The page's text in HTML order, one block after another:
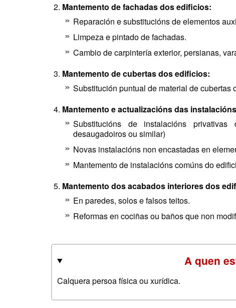
Mantemento de fachadas dos edificios:
Reparación e substitucións de elementos
Limpeza e pintado de fachadas.
Cambio de carpintería exterior, persianas,
Mantemento de cubertas dos edificios:
Substitución puntual de material de cubertas
Mantemento e actualizacións das
Substitucións de instalacións
desaugadoiros ou similar)
Novas instalacións non encastadas en
Mantemento de instalacións comúns do
Mantemento dos acabados interiores dos
En paredes, solos e falsos teitos.
Reformas en cociñas ou baños que non
A quen
Calquera persoa física ou xurídica.